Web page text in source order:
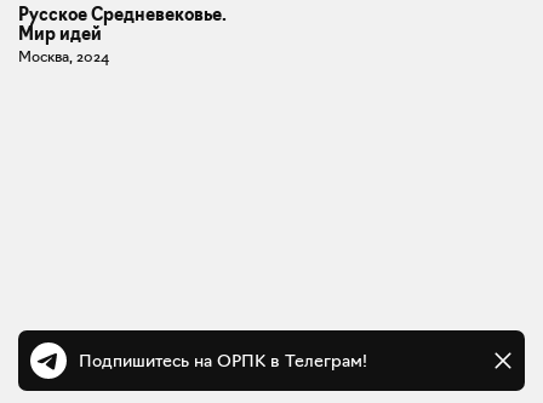
Русское Средневековье.
Мир идей
Москва, 2024
Подпишитесь на ОРПК в Телеграм!